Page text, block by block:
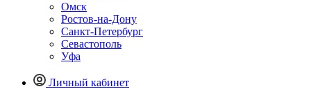
Омск
Ростов-на-Дону
Санкт-Петербург
Севастополь
Уфа
Личный кабинет